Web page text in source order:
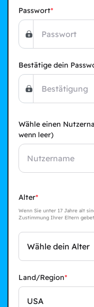
Passwort
Bestätige dein
Wähle einen
wenn leer)
Alter
Wenn Sie unter 17 Jahre alt
Zustimmung Ihrer Eltern
Wähle dein Alter
Land/Region
USA